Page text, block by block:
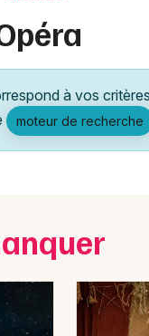
à vos
moteur de recherche